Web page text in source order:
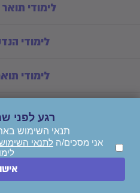
לימודי
לימודי
לימודי
רגע לפני
תנאי השימוש
אני מסכים/ה לתנאי